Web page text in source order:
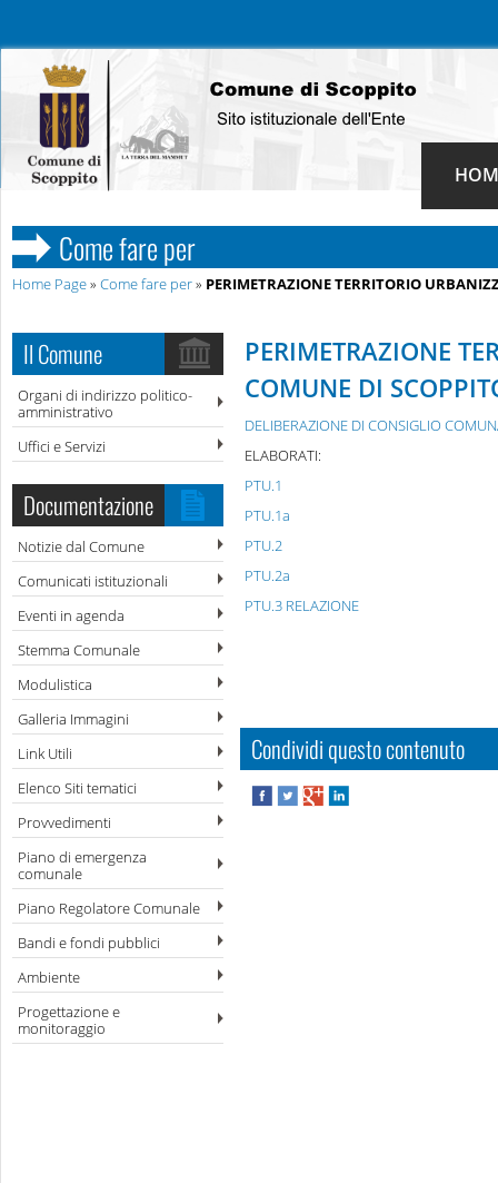
Come fare per
Home Page» Come fare per» PERIMETRAZIONE TERRITORIO
Il Comune
Organi di indirizzo politico-
amministrativo
Uffici e Servizi
Documentazione
Notizie dal Comune
Comunicati istituzionali
Eventi in agenda
Stemma Comunale
Modulistica
Galleria Immagini
Link Utili
Elenco Siti tematici
Provvedimenti
Piano di emergenza
comunale
Piano Regolatore Comunale
Bandi e fondi pubblici
Ambiente
Progettazione e
monitoraggio
PERIMETRAZIONE
COMUNE DI
DELIBERAZIONE DI CONSIGLIO
ELABORATI:
PTU.1
PTU.1a
PTU.2
PTU.2a
PTU.3 RELAZIONE
Condividi questo contenuto